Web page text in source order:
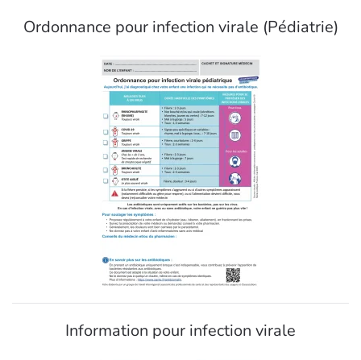
Ordonnance pour infection virale (Pédiatrie)
Information pour infection virale